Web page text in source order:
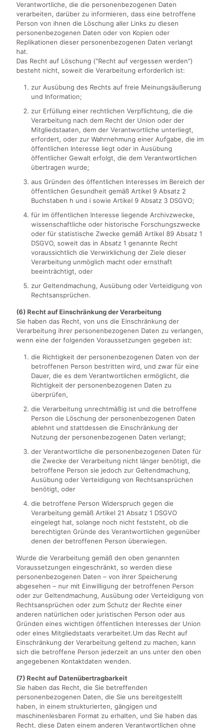
Verantwortliche, die die personenbezogenen Daten
verarbeiten, darüber zu informieren, dass eine betroffene
Person von ihnen die Löschung aller Links zu diesen
personenbezogenen Daten oder von Kopien oder
Replikationen dieser personenbezogenen Daten verlangt
hat.
Das Recht auf Löschung ("Recht auf vergessen werden")
besteht nicht, soweit die Verarbeitung erforderlich ist:
zur Ausübung des Rechts auf freie Meinungsäußerung
und Information;
zur Erfüllung einer rechtlichen Verpflichtung, die die
Verarbeitung nach dem Recht der Union oder der
Mitgliedstaaten, dem der Verantwortliche unterliegt,
erfordert, oder zur Wahrnehmung einer Aufgabe, die im
öffentlichen Interesse liegt oder in Ausübung
öffentlicher Gewalt erfolgt, die dem Verantwortlichen
übertragen wurde;
aus Gründen des öffentlichen Interesses im Bereich der
öffentlichen Gesundheit gemäß Artikel 9 Absatz 2
Buchstaben h und i sowie Artikel 9 Absatz 3 DSGVO;
für im öffentlichen Interesse liegende Archivzwecke,
wissenschaftliche oder historische Forschungszwecke
oder für statistische Zwecke gemäß Artikel 89 Absatz 1
DSGVO, soweit das in Absatz 1 genannte Recht
voraussichtlich die Verwirklichung der Ziele dieser
Verarbeitung unmöglich macht oder ernsthaft
beeinträchtigt, oder
zur Geltendmachung, Ausübung oder Verteidigung von
Rechtsansprüchen.
(6) Recht auf Einschränkung der Verarbeitung
Sie haben das Recht, von uns die Einschränkung der
Verarbeitung ihrer personenbezogenen Daten zu verlangen,
wenn eine der folgenden Voraussetzungen gegeben ist:
die Richtigkeit der personenbezogenen Daten von der
betroffenen Person bestritten wird, und zwar für eine
Dauer, die es dem Verantwortlichen ermöglicht, die
Richtigkeit der personenbezogenen Daten zu
überprüfen,
die Verarbeitung unrechtmäßig ist und die betroffene
Person die Löschung der personenbezogenen Daten
ablehnt und stattdessen die Einschränkung der
Nutzung der personenbezogenen Daten verlangt;
der Verantwortliche die personenbezogenen Daten für
die Zwecke der Verarbeitung nicht länger benötigt, die
betroffene Person sie jedoch zur Geltendmachung,
Ausübung oder Verteidigung von Rechtsansprüchen
benötigt, oder
die betroffene Person Widerspruch gegen die
Verarbeitung gemäß Artikel 21 Absatz 1 DSGVO
eingelegt hat, solange noch nicht feststeht, ob die
berechtigten Gründe des Verantwortlichen gegenüber
denen der betroffenen Person überwiegen.
Wurde die Verarbeitung gemäß den oben genannten
Voraussetzungen eingeschränkt, so werden diese
personenbezogenen Daten – von ihrer Speicherung
abgesehen – nur mit Einwilligung der betroffenen Person
oder zur Geltendmachung, Ausübung oder Verteidigung von
Rechtsansprüchen oder zum Schutz der Rechte einer
anderen natürlichen oder juristischen Person oder aus
Gründen eines wichtigen öffentlichen Interesses der Union
oder eines Mitgliedstaats verarbeitet.Um das Recht auf
Einschränkung der Verarbeitung geltend zu machen, kann
sich die betroffene Person jederzeit an uns unter den oben
angegebenen Kontaktdaten wenden.
(7) Recht auf Datenübertragbarkeit
Sie haben das Recht, die Sie betreffenden
personenbezogenen Daten, die Sie uns bereitgestellt
haben, in einem strukturierten, gängigen und
maschinenlesbaren Format zu erhalten, und Sie haben das
Recht, diese Daten einem anderen Verantwortlichen ohne